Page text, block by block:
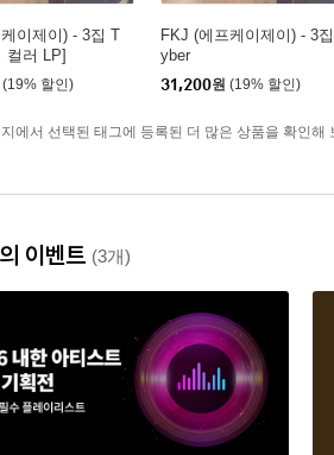
이제이) - 3집 T
컬러 LP]
(19% 할인)
FKJ (에프케이제이) - 3
yber
31,200원 (19% 할인)
에서 선택된 태그에 등록된 더 많은 상품을 확인해
이벤트 (3개)